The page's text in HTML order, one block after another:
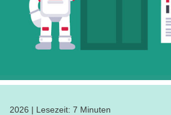
2026 Lesezeit: 7 Minuten